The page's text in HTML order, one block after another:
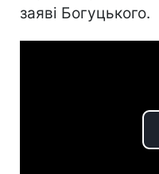
заяві Богуцького.